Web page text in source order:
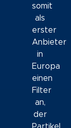
somit
als
erster
Anbieter
in
Europa
einen
Filter
an,
der